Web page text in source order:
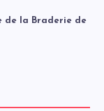
de la Braderie de